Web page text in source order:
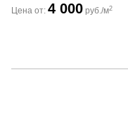
Цена от: 4 000 руб./м2